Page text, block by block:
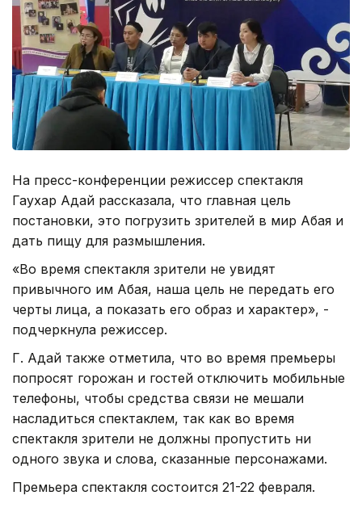
На пресс-конференции режиссер спектакля
Гаухар Адай рассказала, что главная цель
постановки, это погрузить зрителей в мир Абая и
дать пищу для размышления.
«Во время спектакля зрители не увидят
привычного им Абая, наша цель не передать его
черты лица, а показать его образ и характер», -
подчеркнула режиссер.
Г. Адай также отметила, что во время премьеры
попросят горожан и гостей отключить мобильные
телефоны, чтобы средства связи не мешали
насладиться спектаклем, так как во время
спектакля зрители не должны пропустить ни
одного звука и слова, сказанные персонажами.
Премьера спектакля состоится 21-22 февраля.